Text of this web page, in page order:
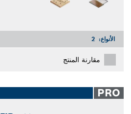
الأنواع: 2
مقارنة المنتج
PRO